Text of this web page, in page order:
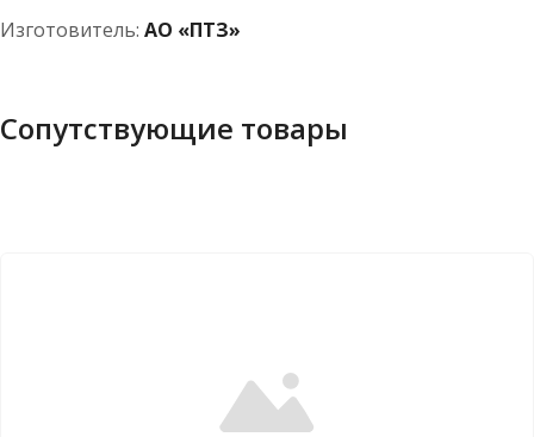
Изготовитель: АО «ПТЗ»
Сопутствующие товары